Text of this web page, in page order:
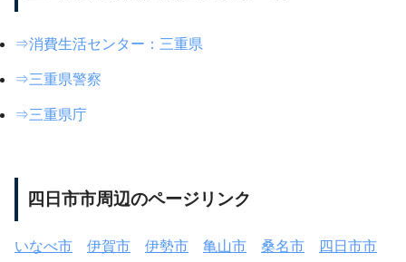
⇒消費生活センター：三重県
⇒三重県警察
⇒三重県庁
四日市市周辺のページリンク
いなべ市 伊賀市 伊勢市 亀山市 桑名市
四日市市